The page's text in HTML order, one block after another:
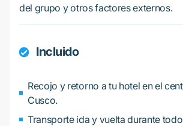
del grupo y otros factores externos.
Incluido
Recojo y retorno a tu hotel en el
Cusco.
Transporte ida y vuelta durante